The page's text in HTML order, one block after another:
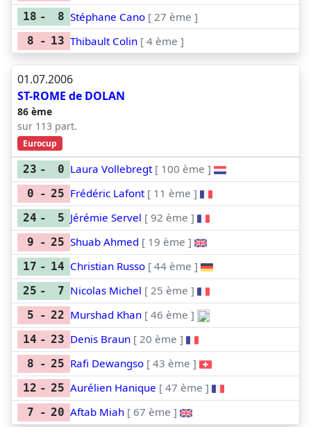
18 - 8 Stéphane Cano [ 27 ème ]
8 - 13 Thibault Colin [ 4 ème ]
01.07.2006
ST-ROME de DOLAN
86 ème
sur 113 part.
Eurocup
23 - 0 Laura Vollebregt [ 100 ème ]
0 - 25 Frédéric Lafont [ 11 ème ]
24 - 5 Jérémie Servel [ 92 ème ]
9 - 25 Shuab Ahmed [ 19 ème ]
17 - 14 Christian Russo [ 44 ème ]
25 - 7 Nicolas Michel [ 25 ème ]
5 - 22 Murshad Khan [ 46 ème ]
14 - 23 Denis Braun [ 20 ème ]
8 - 25 Rafi Dewangso [ 43 ème ]
12 - 25 Aurélien Hanique [ 47 ème ]
7 - 20 Aftab Miah [ 67 ème ]